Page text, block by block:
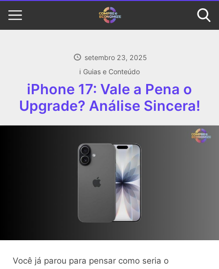
setembro 23, 2025
ℹ️ Guias e Conteúdo
iPhone 17: Vale a Pena o
Upgrade? Análise Sincera!
Você já parou para pensar como seria o